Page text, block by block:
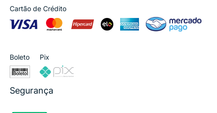
Cartão de Crédito
Boleto Pix
Segurança